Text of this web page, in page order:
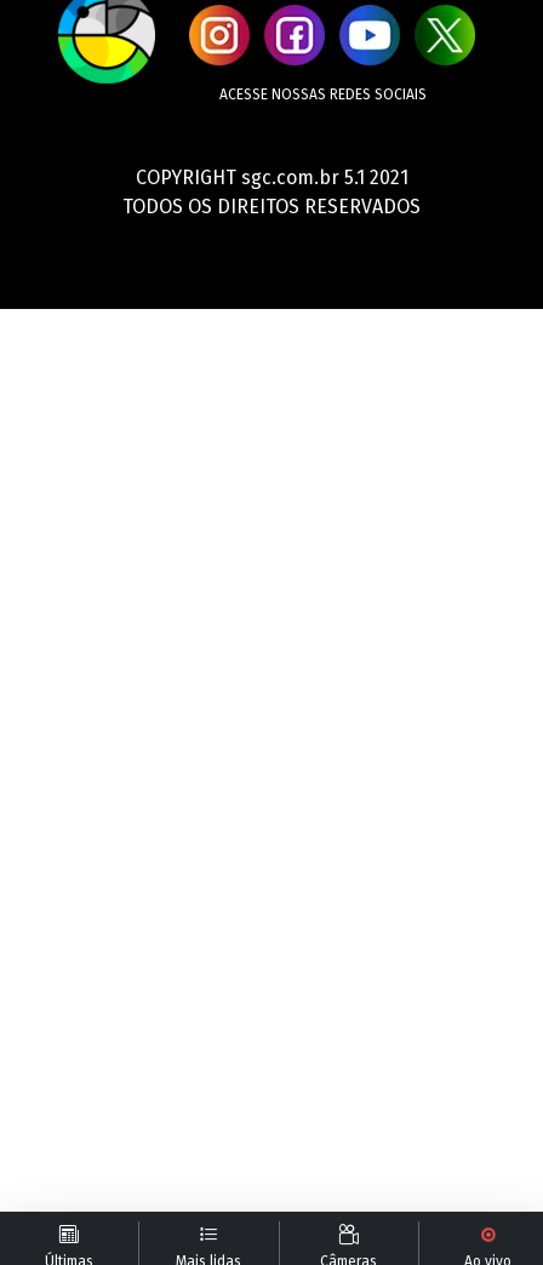
Últimas Mais lidas Câmeras Ao vivo
ACESSE NOSSAS REDES SOCIAIS
COPYRIGHT sgc.com.br 5.1 2021
TODOS OS DIREITOS RESERVADOS